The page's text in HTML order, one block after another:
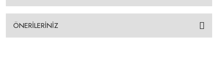
ÖNERİLERİNİZ